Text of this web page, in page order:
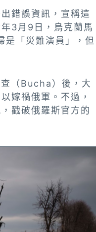
錯誤資訊，宣稱這
3月9日，烏克蘭馬
「災難演員」，但
（Bucha）後，大
嫁禍俄軍。不過，
戳破俄羅斯官方的